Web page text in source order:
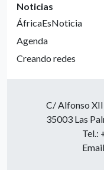
Noticias
ÁfricaEsNoticia
Agenda
Creando redes
C/ Alfonso
35003 Las
Tel.: